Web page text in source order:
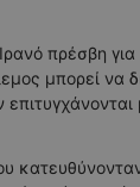
πρέσβη για
μπορεί να